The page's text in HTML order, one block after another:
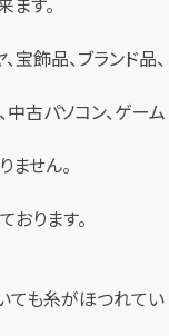
宝飾品、ブランド品、
中古パソコン、ゲーム
せん。
ります。
ても糸がほつれてい